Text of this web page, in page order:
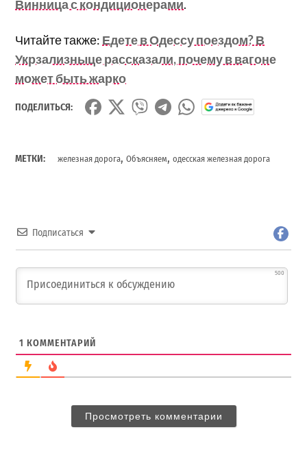
Винница с кондиционерами.
Читайте также: Едете в Одессу поездом? В
Укрзализныце рассказали, почему в вагоне
может быть жарко
ПОДЕЛИТЬСЯ:
МЕТКИ: железная дорога,Объясняем,одесская железная дорога
Подписаться
500
1 КОММЕНТАРИЙ
Просмотреть комментарии